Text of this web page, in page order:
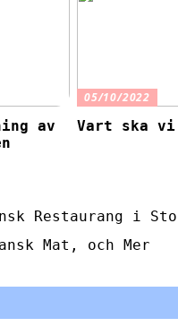
av
05/10/2022
Vart ska
Restaurang i
Mat, och Mer